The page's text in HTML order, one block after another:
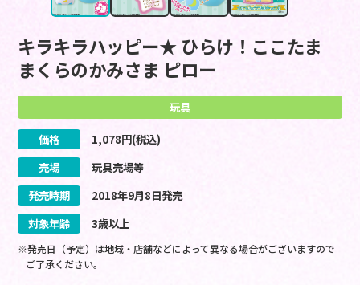
キラキラハッピー★ ひらけ！ここたま
まくらのかみさま ピロー
玩具
価格 1,078円(税込)
売場
玩具売場等
発売時期
2018年9月8日発売
対象年齢
3歳以上
※発売日（予定）は地域・店舗などによって異なる場合がございますので
ご了承ください。